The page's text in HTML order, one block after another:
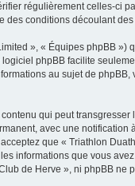
régulièrement celles-ci
des conditions découlant
», « Équipes phpBB »)
logiciel phpBB facilite
au sujet de phpBB,
qui peut transgresser
avec une notification
que « Triathlon
informations que vous
de Herve », ni phpBB ne